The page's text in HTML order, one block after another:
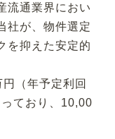
流通業界におい
社が、物件選定
を抑えた安定的
（年予定利回
ており、10,00